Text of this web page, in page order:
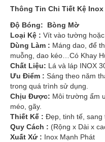
Thông Tin Chi Tiết Kệ Inox
Độ Bóng: Bòng Mờ
Loại Kệ : Vít vào tường
Dùng Làm : Máng dao, để
muỗng, dao kéo…Có Khay
Chất Liệu: Lá và láp INOX
Ưu Điểm : Sáng theo năm
trong quá trình sử dụng.
Chịu Được: Môi trường ẩm
méo, gãy.
Thiết Kế : Đẹp, tinh tế, sang
Quy Cách : (Rộng x Dài x
Xuất Xứ : Inox Mạnh Phát